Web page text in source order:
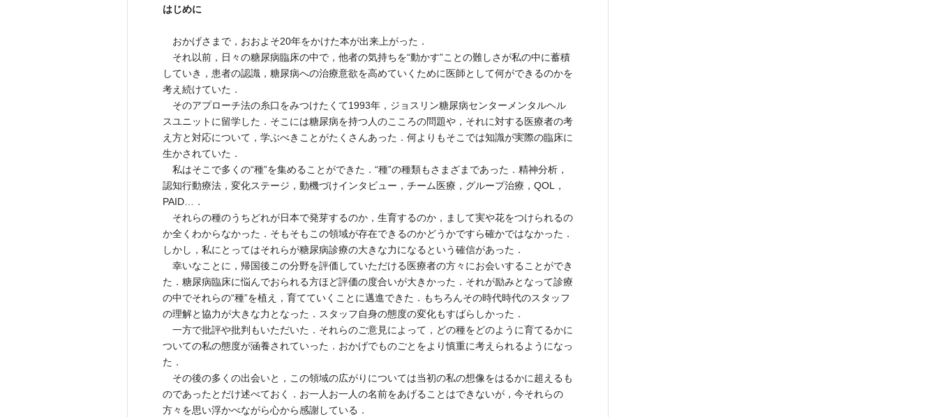
はじめに
おかげさまで，おおよそ20年をかけた本が出来上がった．
それ以前，日々の糖尿病臨床の中で，他者の気持ちを“動かす”ことの難しさが私の中に蓄積
していき，患者の認識，糖尿病への治療意欲を高めていくために医師として何ができるのかを
考え続けていた．
そのアプローチ法の糸口をみつけたくて1993年，ジョスリン糖尿病センターメンタルヘル
スユニットに留学した．そこには糖尿病を持つ人のこころの問題や，それに対する医療者の考
え方と対応について，学ぶべきことがたくさんあった．何よりもそこでは知識が実際の臨床に
生かされていた．
私はそこで多くの“種”を集めることができた．“種”の種類もさまざまであった．精神分析，
認知行動療法，変化ステージ，動機づけインタビュー，チーム医療，グループ治療，QOL，
PAID…．
それらの種のうちどれが日本で発芽するのか，生育するのか，まして実や花をつけられるの
か全くわからなかった．そもそもこの領域が存在できるのかどうかですら確かではなかった．
しかし，私にとってはそれらが糖尿病診療の大きな力になるという確信があった．
幸いなことに，帰国後この分野を評価していただける医療者の方々にお会いすることができ
た．糖尿病臨床に悩んでおられる方ほど評価の度合いが大きかった．それが励みとなって診療
の中でそれらの“種”を植え，育てていくことに邁進できた．もちろんその時代時代のスタッフ
の理解と協力が大きな力となった．スタッフ自身の態度の変化もすばらしかった．
一方で批評や批判もいただいた．それらのご意見によって，どの種をどのように育てるかに
ついての私の態度が涵養されていった．おかげでものごとをより慎重に考えられるようになっ
た．
その後の多くの出会いと，この領域の広がりについては当初の私の想像をはるかに超えるも
のであったとだけ述べておく．お一人お一人の名前をあげることはできないが，今それらの
方々を思い浮かべながら心から感謝している．